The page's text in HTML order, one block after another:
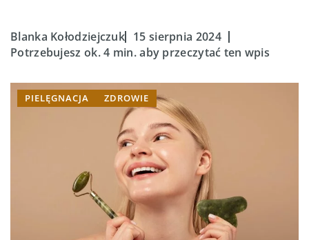
Blanka Kołodziejczuk 15 sierpnia 2024
Potrzebujesz ok. 4 min. aby przeczytać ten wpis
PIELĘGNACJA ZDROWIE